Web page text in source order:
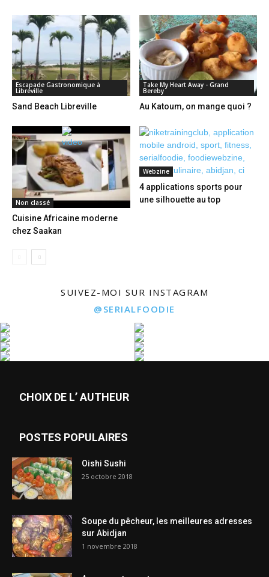
Escapade Gastronomique à
Libreville
Sand Beach Libreville
Take My Heart Away - Grand
Bereby
Au Katoum, on mange quoi ?
Non classé
Cuisine Africaine moderne
chez Saakan
Webzine
4 applications sports pour
une silhouette au top
SUIVEZ-MOI SUR INSTAGRAM
@SERIALFOODIE
CHOIX DE L’ AUTHEUR
POSTES POPULAIRES
Oishi Sushi
25 octobre 2018
Soupe du pêcheur, les meilleures adresses
sur Abidjan
1 novembre 2018